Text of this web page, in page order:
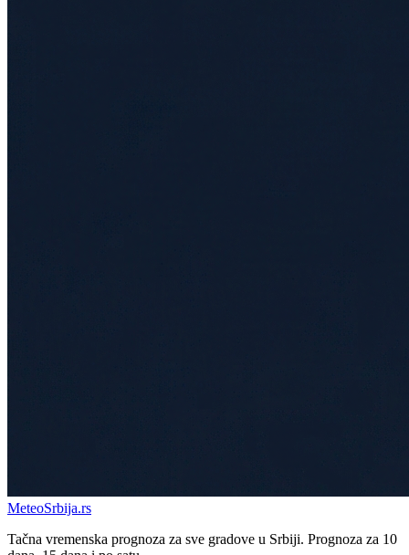
MeteoSrbija.rs
Tačna vremenska prognoza za sve gradove u Srbiji. Prognoza za 10